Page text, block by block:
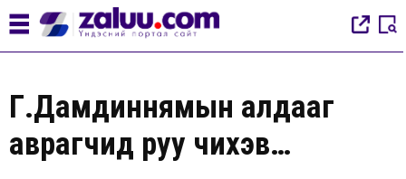
Г.Дамдиннямын алдааг
аврагчид руу чихэв…